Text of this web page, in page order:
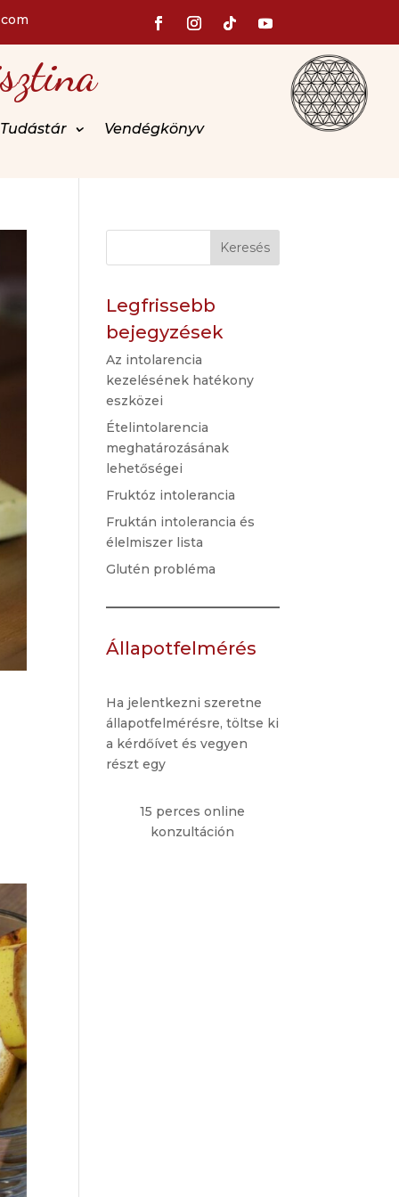
Tudástár Vendégkönyv
Keresés
Legfrissebb
bejegyzések
Az intolarencia
kezelésének hatékony
eszközei
Ételintolarencia
meghatározásának
lehetőségei
Fruktóz intolerancia
Fruktán intolerancia és
élelmiszer lista
Glutén probléma
Állapotfelmérés
Ha jelentkezni szeretne
állapotfelmérésre, töltse ki
a kérdőívet és vegyen
részt egy
15 perces online
konzultáción